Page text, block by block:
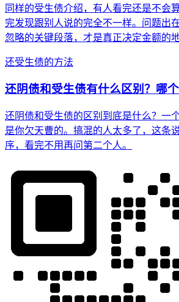
同样的受生债介绍，有人看完还是不会
完发现跟别人说的完全不一样。问题
忽略的关键段落，才是真正决定金额的地
还受生债的方法
还阴债和受生债有什么区别？哪个
还阴债和受生债的区别到底是什么？一
是你欠天曹的。搞混的人太多了，这条
序，看完不用再问第二个人。